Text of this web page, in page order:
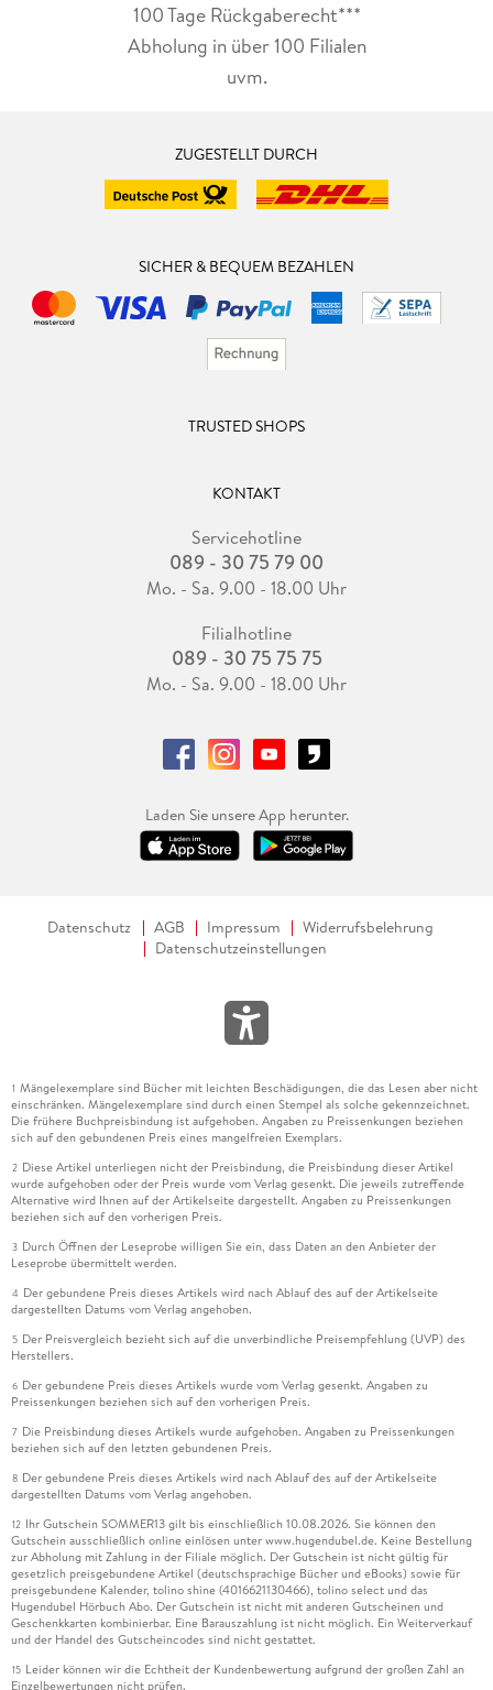
100 Tage Rückgaberecht***
Abholung in über 100 Filialen
uvm.
ZUGESTELLT DURCH
SICHER & BEQUEM BEZAHLEN
TRUSTED SHOPS
KONTAKT
Servicehotline
089 - 30 75 79 00
Mo. - Sa. 9.00 - 18.00 Uhr
Filialhotline
089 - 30 75 75 75
Mo. - Sa. 9.00 - 18.00 Uhr
Laden Sie unsere App herunter.
Datenschutz AGB Impressum
Widerrufsbelehrung
Datenschutzeinstellungen
1 Mängelexemplare sind Bücher mit leichten Beschädigungen, die das Lesen aber nicht
einschränken. Mängelexemplare sind durch einen Stempel als solche gekennzeichnet.
Die frühere Buchpreisbindung ist aufgehoben. Angaben zu Preissenkungen beziehen
sich auf den gebundenen Preis eines mangelfreien Exemplars.
2 Diese Artikel unterliegen nicht der Preisbindung, die Preisbindung dieser Artikel
wurde aufgehoben oder der Preis wurde vom Verlag gesenkt. Die jeweils zutreffende
Alternative wird Ihnen auf der Artikelseite dargestellt. Angaben zu Preissenkungen
beziehen sich auf den vorherigen Preis.
3 Durch Öffnen der Leseprobe willigen Sie ein, dass Daten an den Anbieter der
Leseprobe übermittelt werden.
4 Der gebundene Preis dieses Artikels wird nach Ablauf des auf der Artikelseite
dargestellten Datums vom Verlag angehoben.
5 Der Preisvergleich bezieht sich auf die unverbindliche Preisempfehlung (UVP) des
Herstellers.
6 Der gebundene Preis dieses Artikels wurde vom Verlag gesenkt. Angaben zu
Preissenkungen beziehen sich auf den vorherigen Preis.
7 Die Preisbindung dieses Artikels wurde aufgehoben. Angaben zu Preissenkungen
beziehen sich auf den letzten gebundenen Preis.
8 Der gebundene Preis dieses Artikels wird nach Ablauf des auf der Artikelseite
dargestellten Datums vom Verlag angehoben.
12 Ihr Gutschein SOMMER13 gilt bis einschließlich 10.08.2026. Sie können den
Gutschein ausschließlich online einlösen unter www.hugendubel.de. Keine Bestellung
zur Abholung mit Zahlung in der Filiale möglich. Der Gutschein ist nicht gültig für
gesetzlich preisgebundene Artikel (deutschsprachige Bücher und eBooks) sowie für
preisgebundene Kalender, tolino shine (4016621130466), tolino select und das
Hugendubel Hörbuch Abo. Der Gutschein ist nicht mit anderen Gutscheinen und
Geschenkkarten kombinierbar. Eine Barauszahlung ist nicht möglich. Ein Weiterverkauf
und der Handel des Gutscheincodes sind nicht gestattet.
15 Leider können wir die Echtheit der Kundenbewertung aufgrund der großen Zahl an
Einzelbewertungen nicht prüfen.